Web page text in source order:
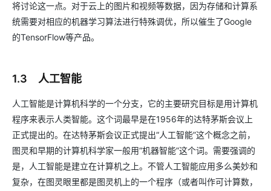
将讨论这一点。对于云上的图片和视频等数据，因为存储和计算系
统需要对相应的机器学习算法进行特殊调优，所以催生了Google
的TensorFlow等产品。
1.3 人工智能
人工智能是计算机科学的一个分支，它的主要研究目标是用计算机
程序来表示人类智能。这个词最早是在1956年的达特茅斯会议上
正式提出的。在达特茅斯会议正式提出“人工智能”这个概念之前，
图灵和早期的计算机科学家一般用“机器智能”这个词。需要强调的
是，人工智能是建立在计算机之上。不管人工智能应用多么美妙和
复杂，在图灵眼里都是图灵机上的一个程序（或者叫作可计算数，